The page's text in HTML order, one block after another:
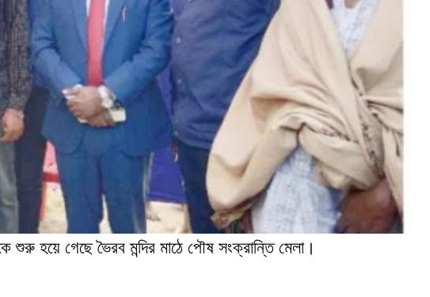
হয়ে গেছে ভৈরব মন্দির মাঠে পৌষ সংক্রান্তি মেলা।